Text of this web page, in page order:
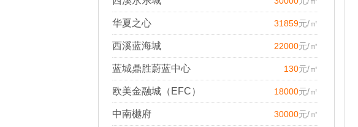
华夏之心 31859元/㎡
西溪蓝海城 22000元/㎡
蓝城鼎胜蔚蓝中心 130元/㎡
欧美金融城（EFC） 18000元/㎡
中南樾府 30000元/㎡